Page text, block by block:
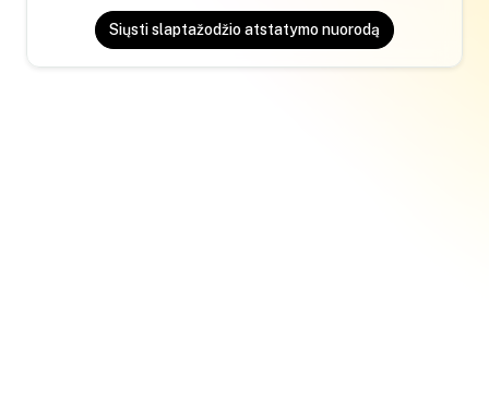
Siųsti slaptažodžio atstatymo nuorodą